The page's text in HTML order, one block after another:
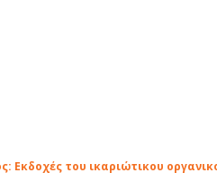
Εκδοχές του ικαριώτικου